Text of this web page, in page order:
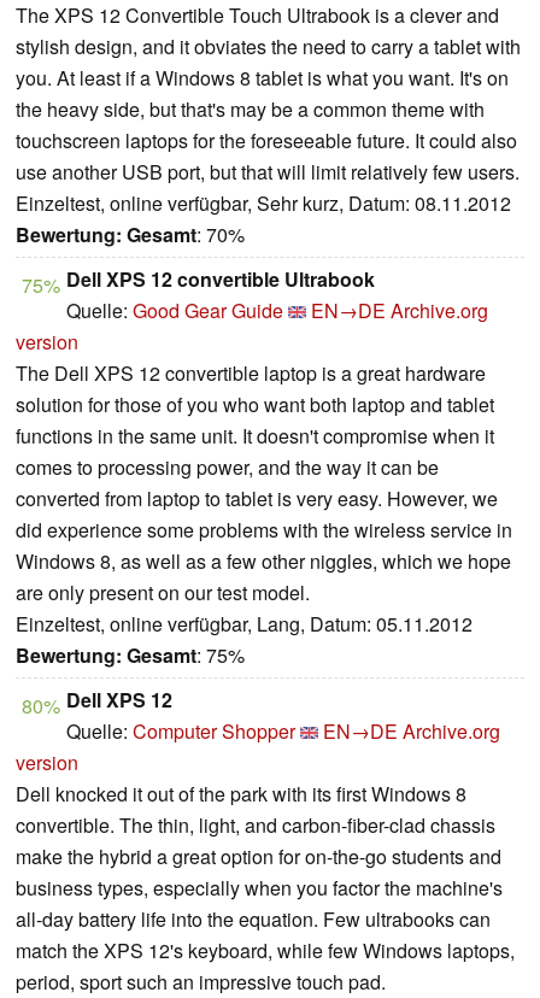
The XPS 12 Convertible Touch Ultrabook is a clever and
stylish design, and it obviates the need to carry a tablet with
you. At least if a Windows 8 tablet is what you want. It's on
the heavy side, but that's may be a common theme with
touchscreen laptops for the foreseeable future. It could also
use another USB port, but that will limit relatively few users.
Einzeltest, online verfügbar, Sehr kurz, Datum: 08.11.2012
Bewertung: Gesamt: 70%
75% Dell XPS 12 convertible Ultrabook
Quelle: Good Gear Guide EN→DE Archive.org
version
The Dell XPS 12 convertible laptop is a great hardware
solution for those of you who want both laptop and tablet
functions in the same unit. It doesn't compromise when it
comes to processing power, and the way it can be
converted from laptop to tablet is very easy. However, we
did experience some problems with the wireless service in
Windows 8, as well as a few other niggles, which we hope
are only present on our test model.
Einzeltest, online verfügbar, Lang, Datum: 05.11.2012
Bewertung: Gesamt: 75%
80% Dell XPS 12
Quelle: Computer Shopper EN→DE Archive.org
version
Dell knocked it out of the park with its first Windows 8
convertible. The thin, light, and carbon-fiber-clad chassis
make the hybrid a great option for on-the-go students and
business types, especially when you factor the machine's
all-day battery life into the equation. Few ultrabooks can
match the XPS 12's keyboard, while few Windows laptops,
period, sport such an impressive touch pad.